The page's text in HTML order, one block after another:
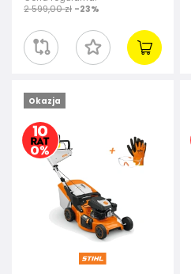
2 599,00 zł -23%
Okazja